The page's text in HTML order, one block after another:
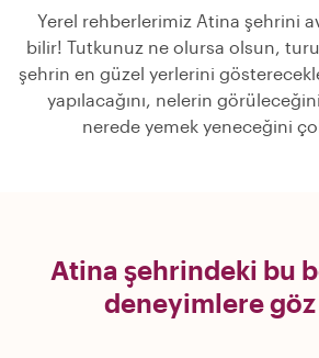
Yerel rehberlerimiz Atina şehrini
bilir! Tutkunuz ne olursa olsun,
şehrin en güzel yerlerini
yapılacağını, nelerin
nerede yemek yeneceğini
Atina şehrindeki bu
deneyimlere göz